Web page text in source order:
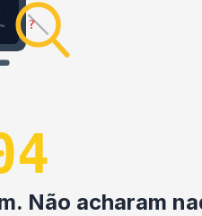
?
Não acharam